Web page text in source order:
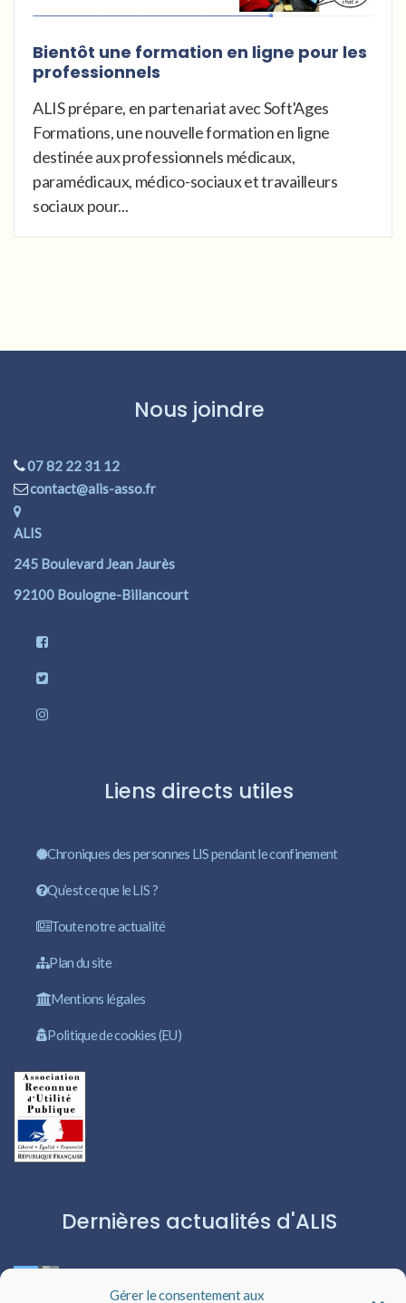
Gérer le consentement aux
Bientôt une formation en ligne pour les
professionnels
ALIS prépare, en partenariat avec Soft'Ages
Formations, une nouvelle formation en ligne
destinée aux professionnels médicaux,
paramédicaux, médico-sociaux et travailleurs
sociaux pour...
Nous joindre
07 82 22 31 12
contact@alis-asso.fr
ALIS
245 Boulevard Jean Jaurès
92100 Boulogne-Billancourt
Liens directs utiles
Chroniques des personnes LIS pendant le confinement
Qu’est ce que le LIS ?
Toute notre actualité
Plan du site
Mentions légales
Politique de cookies (EU)
Dernières actualités d'ALIS